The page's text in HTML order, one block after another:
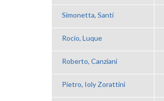
Simonetta, Santi
Rocio, Luque
Roberto, Canziani
Pietro, Ioly Zorattini